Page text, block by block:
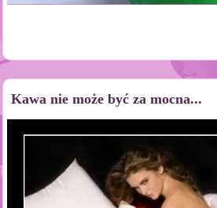
Kawa nie może być za mocna...